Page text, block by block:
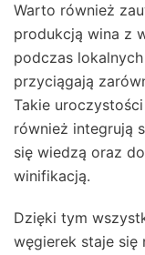
Warto również
produkcją wina z
podczas
przyciągają
Takie
również integrują
się wiedzą oraz
winifikacją.
Dzięki tym
węgierek staje się